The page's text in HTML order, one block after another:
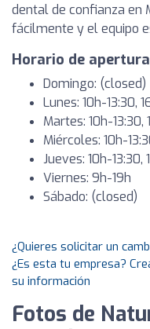
dental de confianza en
fácilmente y el equipo
Horario de apertura
Domingo: (closed)
Lunes: 10h-13:30,
Martes: 10h-13:30,
Miércoles: 10h-
Jueves: 10h-13:30,
Viernes: 9h-19h
Sábado: (closed)
¿Quieres solicitar un
¿Es esta tu empresa?
su información
Fotos de